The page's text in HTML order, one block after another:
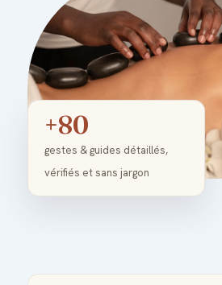
+80
gestes & guides détaillés,
vérifiés et sans jargon